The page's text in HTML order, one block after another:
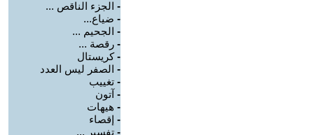
- الجزء الناقص ...
- ضياع...
- الجحيم ...
- رقصة ...
-كريستال
- الصفر ليس العدد
- تغييب
- آتون
- هيهات
- إقصاء
- تفسير ...